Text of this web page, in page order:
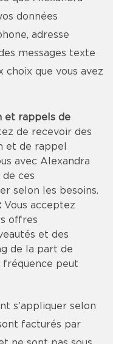
données
adresse
messages texte
que vous avez
et rappels de
de recevoir des
et de rappel
avec Alexandra
de ces
selon les besoins.
Vous acceptez
offres
et des
de la part de
fréquence peut
s’appliquer selon
facturés par